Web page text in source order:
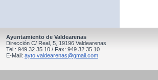
Ayuntamiento de Valdearenas
Dirección C/ Real, 5, 19196 Valdearenas
Tel.: 949 32 35 10 / Fax: 949 32 35 10
E-Mail: ayto.valdearenas@gmail.com